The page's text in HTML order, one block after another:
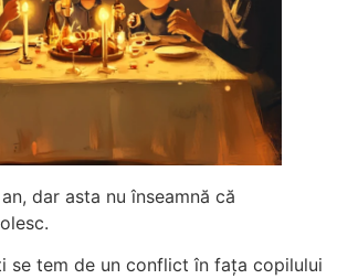
dar asta nu înseamnă că
se tem de un conflict în fața copilului